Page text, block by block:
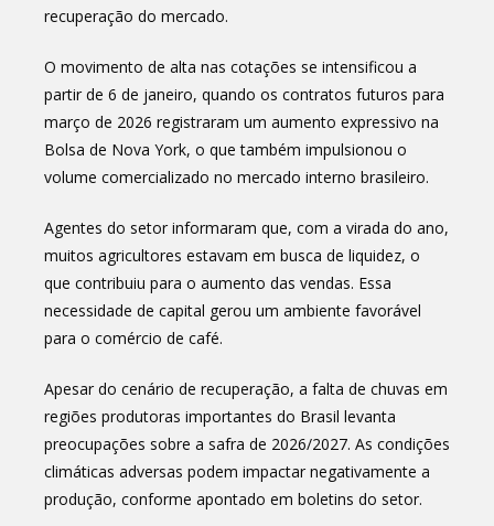
recuperação do mercado.
O movimento de alta nas cotações se intensificou a
partir de 6 de janeiro, quando os contratos futuros para
março de 2026 registraram um aumento expressivo na
Bolsa de Nova York, o que também impulsionou o
volume comercializado no mercado interno brasileiro.
Agentes do setor informaram que, com a virada do ano,
muitos agricultores estavam em busca de liquidez, o
que contribuiu para o aumento das vendas. Essa
necessidade de capital gerou um ambiente favorável
para o comércio de café.
Apesar do cenário de recuperação, a falta de chuvas em
regiões produtoras importantes do Brasil levanta
preocupações sobre a safra de 2026/2027. As condições
climáticas adversas podem impactar negativamente a
produção, conforme apontado em boletins do setor.